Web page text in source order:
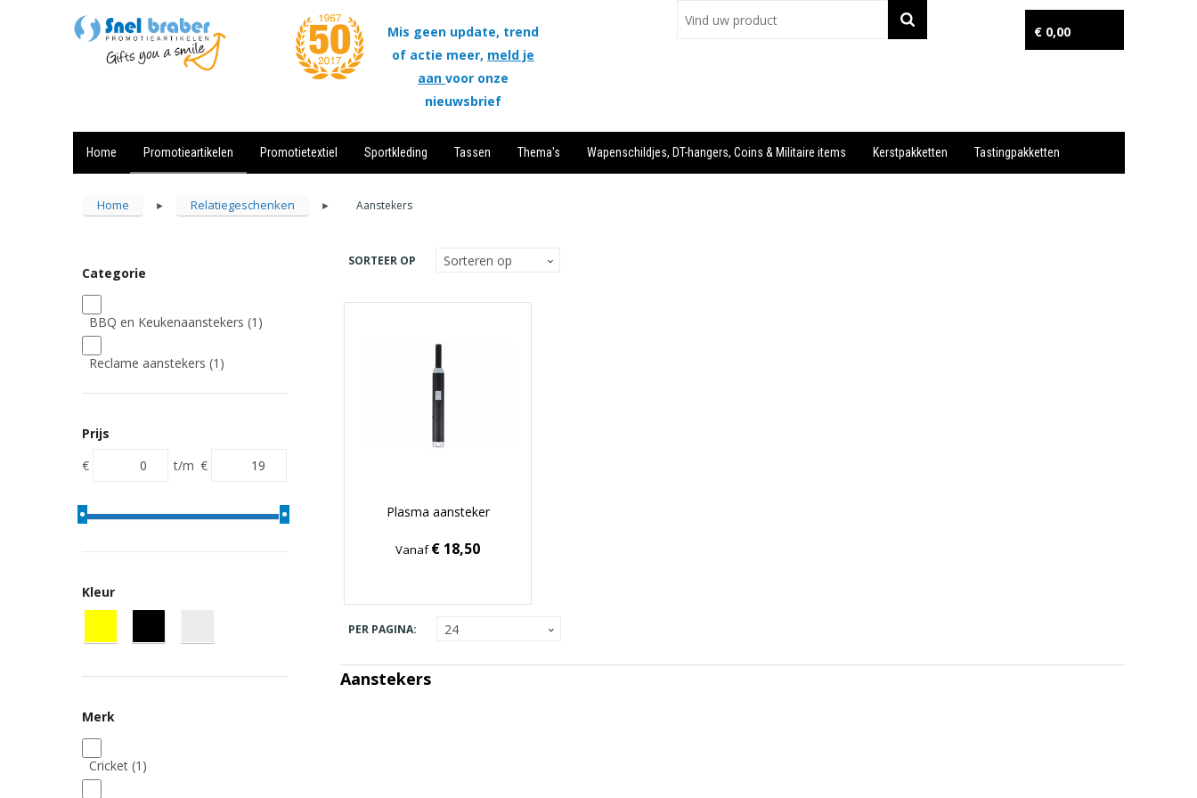
Mis geen update, trend
of actie meer, meld je
aan voor onze
nieuwsbrief
€ 0,00
Home Promotieartikelen Promotietextiel Sportkleding Tassen Thema's Wapenschildjes, DT-hangers, Coins & Militaire items Kerstpakketten Tastingpakketten
Home ► Relatiegeschenken ► Aanstekers
Categorie
BBQ en Keukenaanstekers (1)
Reclame aanstekers (1)
Prijs
€
t/m €
Kleur
Merk
Cricket (1)
SORTEER OP
Plasma aansteker
Vanaf€ 18,50
PER PAGINA:
Aanstekers